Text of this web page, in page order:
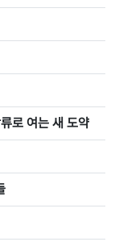
로 여는 새 도약